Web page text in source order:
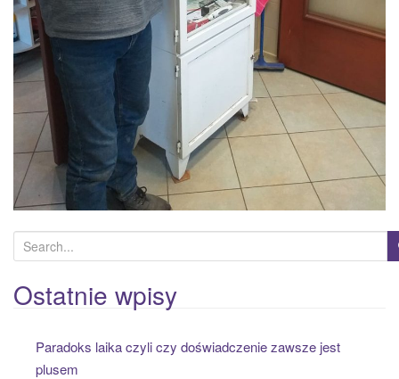
e
a
r
Ostatnie wpisy
Paradoks laika czyli czy doświadczenie zawsze jest
plusem